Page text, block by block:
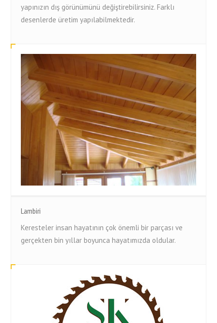
yapınızın dış görünümünü değiştirebilirsiniz. Farklı
desenlerde üretim yapılabilmektedir.
Lambiri
Keresteler insan hayatının çok önemli bir parçası ve
gerçekten bin yıllar boyunca hayatımızda oldular.